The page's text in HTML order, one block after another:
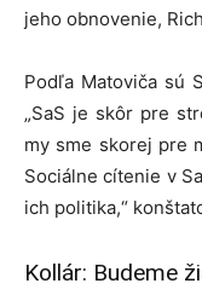
jeho obnovenie,
Podľa Matoviča sú
„SaS je skôr pre
my sme skorej pre
Sociálne cítenie v
ich politika,“
Kollár: Budeme